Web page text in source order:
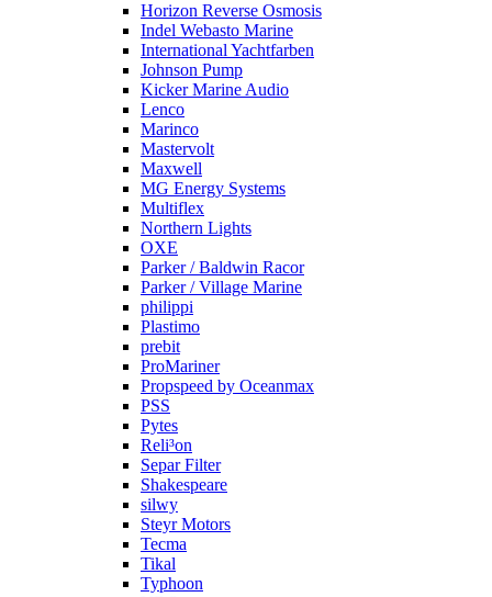
Horizon Reverse Osmosis
Indel Webasto Marine
International Yachtfarben
Johnson Pump
Kicker Marine Audio
Lenco
Marinco
Mastervolt
Maxwell
MG Energy Systems
Multiflex
Northern Lights
OXE
Parker / Baldwin Racor
Parker / Village Marine
philippi
Plastimo
prebit
ProMariner
Propspeed by Oceanmax
PSS
Pytes
Reli³on
Separ Filter
Shakespeare
silwy
Steyr Motors
Tecma
Tikal
Typhoon